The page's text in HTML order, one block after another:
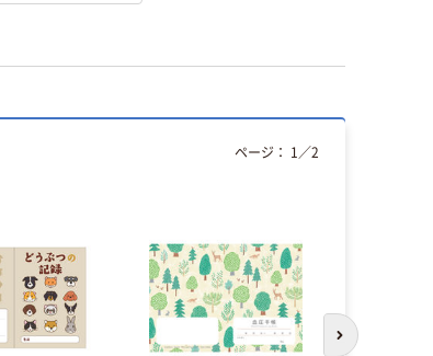
ページ： 1 ／2
次のスライド